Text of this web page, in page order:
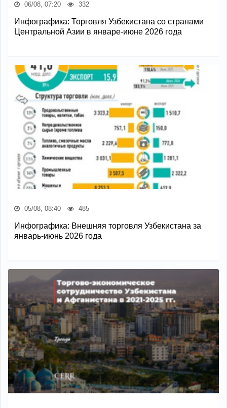
06/08, 07:20 332
Инфографика: Торговля Узбекистана со странами
Центральной Азии в январе-июне 2026 года
05/08, 08:40 485
Инфографика: Внешняя торговля Узбекистана за
январь-июнь 2026 года